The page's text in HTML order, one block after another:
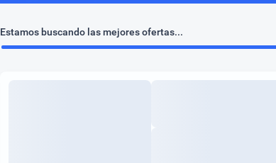
Estamos buscando las mejores ofertas...